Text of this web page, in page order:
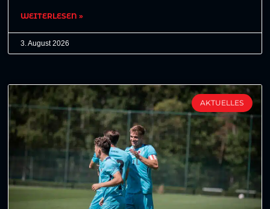
WEITERLESEN »
3. August 2026
AKTUELLES